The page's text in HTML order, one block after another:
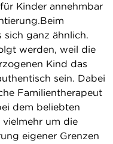
Kinder annehmbar
sich ganz ähnlich.
werden, weil die
Kind das
sein. Dabei
Familientherapeut
dem beliebten
um die
eigener Grenzen